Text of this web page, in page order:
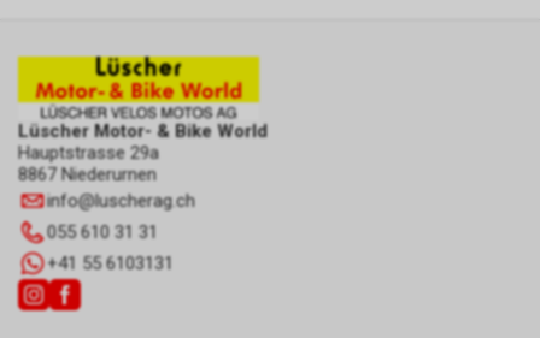
Lüscher Motor- & Bike World
Hauptstrasse 29a
8867 Niederurnen
info@luscherag.ch
055 610 31 31
+41 55 6103131